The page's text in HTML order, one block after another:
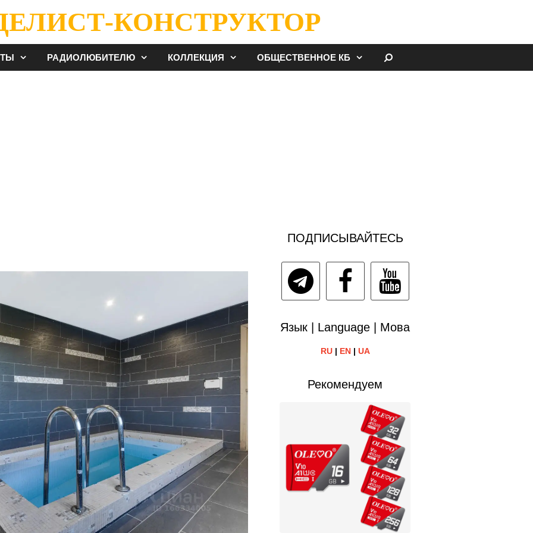
КОНСТРУКТОР
РАДИОЛЮБИТЕЛЮ КОЛЛЕКЦИЯ ОБЩЕСТВЕННОЕ КБ
ПОДПИСЫВАЙТЕСЬ
Язык | Language | Мова
RU| EN| UA
Рекомендуем